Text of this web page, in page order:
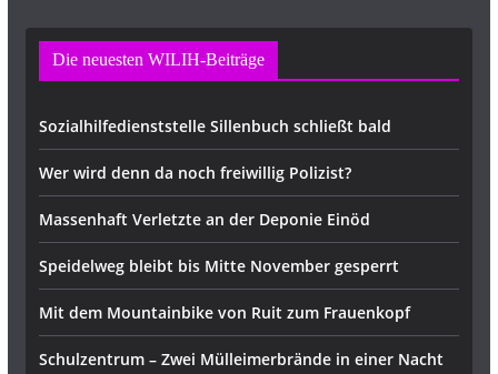
Die neuesten WILIH-Beiträge
Sozialhilfedienststelle Sillenbuch schließt bald
Wer wird denn da noch freiwillig Polizist?
Massenhaft Verletzte an der Deponie Einöd
Speidelweg bleibt bis Mitte November gesperrt
Mit dem Mountainbike von Ruit zum Frauenkopf
Schulzentrum – Zwei Mülleimerbrände in einer Nacht